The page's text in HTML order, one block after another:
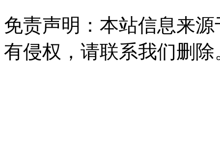
免责声明：本站信息来
有侵权，请联系我们删除